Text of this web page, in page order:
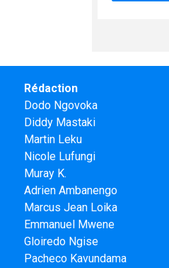
Rédaction
Dodo Ngovoka
Diddy Mastaki
Martin Leku
Nicole Lufungi
Muray K.
Adrien Ambanengo
Marcus Jean Loika
Emmanuel Mwene
Gloiredo Ngise
Pacheco Kavundama